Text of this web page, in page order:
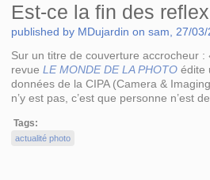
Est-ce la fin des
published by MDujardin on sam, 27/03/
Sur un titre de couverture accrocheur
revue LE MONDE DE LA PHOTO édite
données de la CIPA (Camera &
n’y est pas, c’est que personne n’est
Tags:
actualité photo